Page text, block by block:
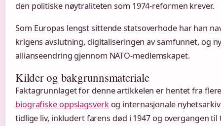
den politiske nøytraliteten som 1974-reformen krever.
Som Europas lengst sittende statsoverhode har han
krigens avslutning, digitaliseringen av samfunnet, og
allianseendring gjennom NATO-medlemskapet.
Kilder og bakgrunnsmateriale
Faktagrunnlaget for denne artikkelen er hentet fra
biografiske oppslagsverkog internasjonale
tidlige liv, inkludert farens død i 1947 og overgangen